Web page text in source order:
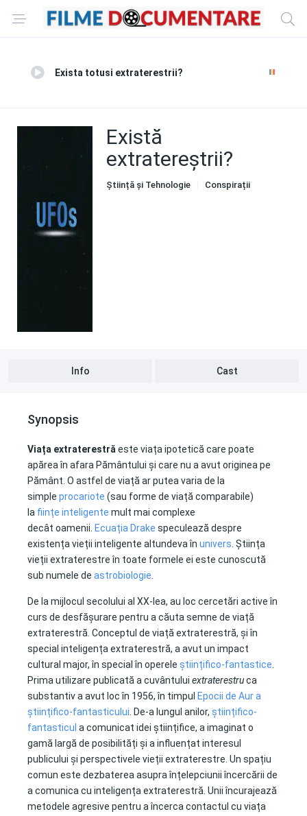
Exista totusi extraterestrii?
Există
extratereștrii?
Știință și Tehnologie
Conspirații
Info Cast
Synopsis
Viața extraterestră este viața ipotetică care poate
apărea în afara Pământului și care nu a avut originea pe
Pământ. O astfel de viață ar putea varia de la
simple procariote (sau forme de viață comparabile)
la ființe inteligente mult mai complexe
decât oamenii. Ecuația Drake speculează despre
existența vieții inteligente altundeva în univers . Știința
vieții extraterestre în toate formele ei este cunoscută
sub numele de astrobiologie
De la mijlocul secolului al XX-lea, au loc cercetări active în
curs de desfășurare pentru a căuta semne de viață
extraterestră. Conceptul de viață extraterestră, și în
special inteligența extraterestră, a avut un impact
cultural major, în special în operele științifico-fantastice
Prima utilizare publicată a cuvântului extraterestruca
substantiv a avut loc în 1956, în timpul Epocii de Aur a
științifico-fantasticului De-a lungul anilor, științifico-
fantasticul a comunicat idei științifice, a imaginat o
gamă largă de posibilități și a influențat interesul
publicului și perspectivele vieții extraterestre. Un spațiu
comun este dezbaterea asupra înțelepciunii încercării de
a comunica cu inteligența extraterestră. Unii încurajează
metodele agresive pentru a încerca contactul cu viața